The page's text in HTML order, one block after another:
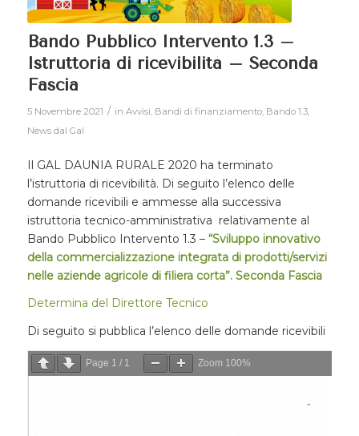
Bando Pubblico Intervento 1.3 –
Istruttoria di ricevibilità – Seconda
Fascia
5 Novembre 2021 / in Avvisi Bandi di finanziamento, Bando 1.3,
News dal Gal
Il GAL DAUNIA RURALE 2020 ha terminato
l’istruttoria di ricevibilità. Di seguito l’elenco delle
domande ricevibili e ammesse alla successiva
istruttoria tecnico-amministrativa relativamente al
Bando Pubblico Intervento 1.3 – “Sviluppo innovativo
della commercializzazione integrata di prodotti/servizi
nelle aziende agricole di filiera corta”. Seconda Fascia
Determina del Direttore Tecnico
Di seguito si pubblica l’elenco delle domande ricevibili
Page 1 / 1 Zoom 100%